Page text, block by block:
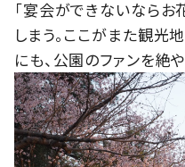
「宴会ができないなら
しまう。ここがまた観光
にも、公園のファンを絶